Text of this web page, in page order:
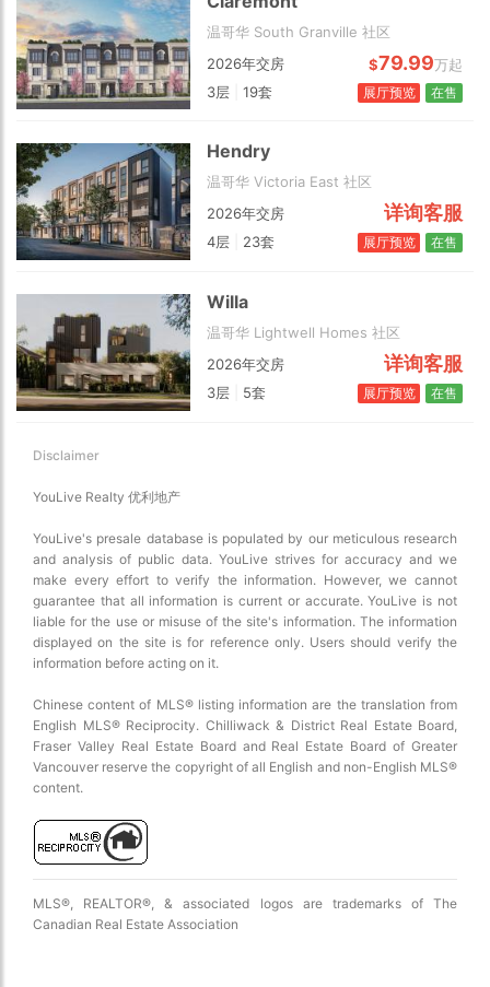
Choose view
Satellite
Traffic conditions
Show traffic incidents
温哥华 South Granville 社区
2026年交房
$79.99万起
3层
19套 在售
展厅预览
Hendry
温哥华 Victoria East 社区
2026年交房
详询客服
4层 23套 在售
展厅预览
Willa
温哥华 Lightwell Homes 社区
2026年交房
详询客服
3层 5套 在售
展厅预览
Disclaimer
YouLive Realty 优利地产
YouLive's presale database is populated by our meticulous research
and analysis of public data. YouLive strives for accuracy and we
make every effort to verify the information. However, we cannot
guarantee that all information is current or accurate. YouLive is not
liable for the use or misuse of the site's information. The information
displayed on the site is for reference only. Users should verify the
information before acting on it.
Chinese content of MLS® listing information are the translation from
English MLS® Reciprocity. Chilliwack & District Real Estate Board,
Fraser Valley Real Estate Board and Real Estate Board of Greater
Vancouver reserve the copyright of all English and non-English MLS®
content.
MLS®, REALTOR®, & associated logos are trademarks of The
Canadian Real Estate Association